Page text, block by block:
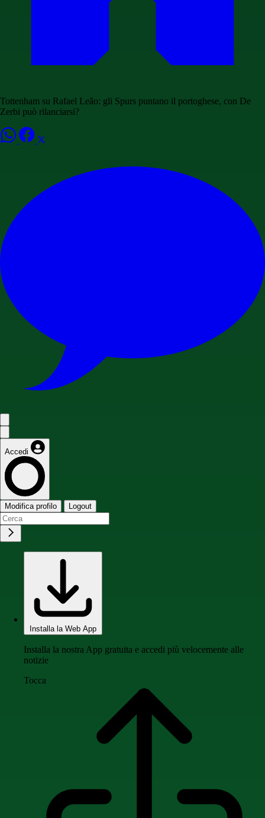
Tottenham su Rafael Leão: gli Spurs puntano il portoghese, con De
Zerbi può rilanciarsi?
Accedi
Modifica profilo Logout
Installa la Web App
Installa la nostra App gratuita e accedi più velocemente alle
notizie
Tocca